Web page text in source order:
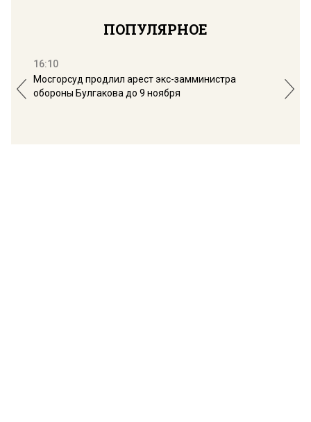
ПОПУЛЯРНОЕ
16:10
Мосгорсуд продлил арест экс-замминистра
обороны Булгакова до 9 ноября